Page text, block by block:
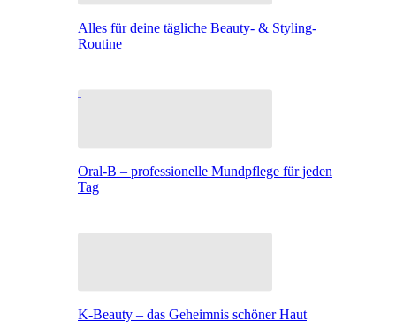
Alles für deine tägliche Beauty- & Styling-
Routine
Oral-B – professionelle Mundpflege für jeden
Tag
K-Beauty – das Geheimnis schöner Haut